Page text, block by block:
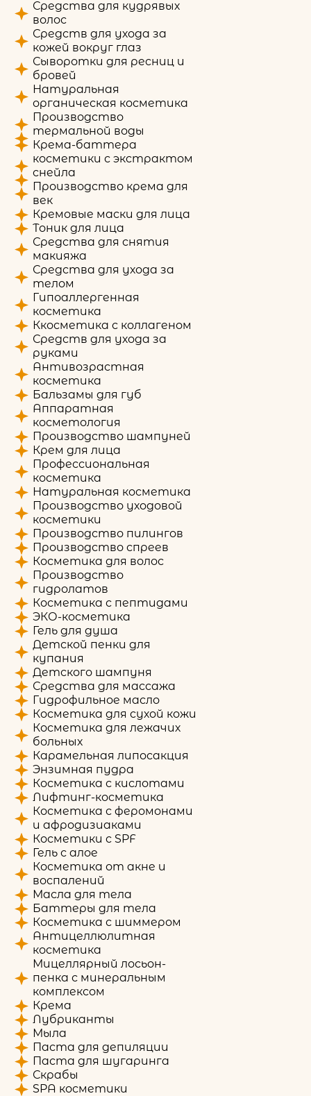
Средства для кудрявых
волос
Средств для ухода за
кожей вокруг глаз
Сыворотки для ресниц и
бровей
Натуральная
органическая косметика
Производство
термальной воды
Крема-баттера
косметики с экстрактом
снейла
Производство крема для
век
Кремовые маски для лица
Тоник для лица
Средства для снятия
макияжа
Средства для ухода за
телом
Гипоаллергенная
косметика
Ккосметика с коллагеном
Средств для ухода за
руками
Антивозрастная
косметика
Бальзамы для губ
Аппаратная
косметология
Производство шампуней
Крем для лица
Профессиональная
косметика
Натуральная косметика
Производство уходовой
косметики
Производство пилингов
Производство спреев
Косметика для волос
Производство
гидролатов
Косметика с пептидами
ЭКО-косметика
Гель для душа
Детской пенки для
купания
Детского шампуня
Средства для массажа
Гидрофильное масло
Косметика для сухой кожи
Косметика для лежачих
больных
Карамельная липосакция
Энзимная пудра
Косметика с кислотами
Лифтинг-косметика
Косметика с феромонами
и афродизиаками
Косметики с SPF
Гель с алое
Косметика от акне и
воспалений
Масла для тела
Баттеры для тела
Косметика с шиммером
Антицеллюлитная
косметика
Мицеллярный лосьон-
пенка с минеральным
комплексом
Крема
Лубриканты
Мыла
Паста для депиляции
Паста для шугаринга
Скрабы
SPA косметики